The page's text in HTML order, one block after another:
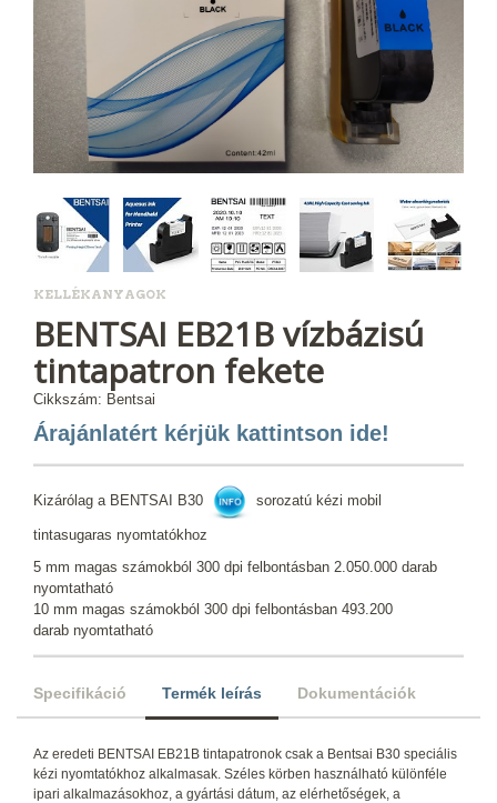
KELLÉKANYAGOK
BENTSAI EB21B vízbázisú
tintapatron fekete
Cikkszám: Bentsai
Árajánlatért kérjük kattintson ide!
Kizárólag a BENTSAI B30 sorozatú kézi mobil
tintasugaras nyomtatókhoz
5 mm magas számokból 300 dpi felbontásban 2.050.000 darab
nyomtatható
10 mm magas számokból 300 dpi felbontásban 493.200
darab nyomtatható
Specifikáció Termék leírás Dokumentációk
Az eredeti BENTSAI EB21B tintapatronok csak a Bentsai B30 speciális
kézi nyomtatókhoz alkalmasak. Széles körben használható különféle
ipari alkalmazásokhoz, a gyártási dátum, az elérhetőségek, a